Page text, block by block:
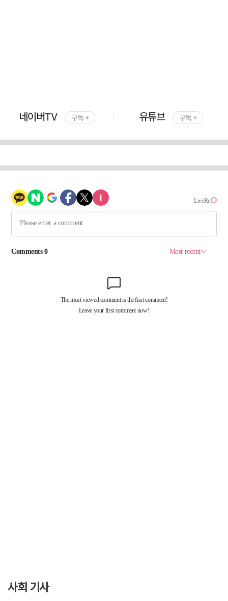
네이버TV 구독 + 유튜브 구독 +
사회 기사